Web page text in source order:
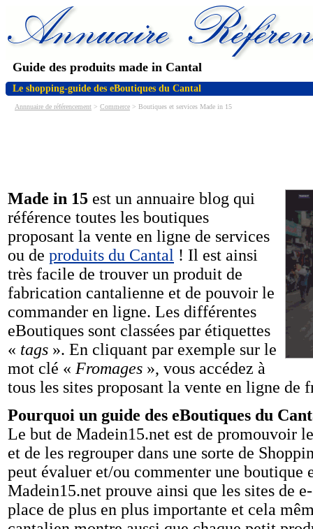
Guide des produits made in Cantal
Le shopping-guide des eBoutiques du Cantal
Annnuaire de référencement > Commerce > Boutiques et services Made in 15
Made in 15 est un annuaire blog qui
référence toutes les boutiques
proposant la vente en ligne de services
ou de produits du Cantal ! Il est ainsi
très facile de trouver un produit de
fabrication cantalienne et de pouvoir le
commander en ligne. Les différentes
eBoutiques sont classées par étiquettes
« tags ». En cliquant par exemple sur le
mot clé « Fromages », vous accédez à
tous les sites proposant la vente en ligne de
Pourquoi un guide des eBoutiques du
Le but de Madein15.net est de promouvoir
et de les regrouper dans une sorte de
peut évaluer et/ou commenter une
Madein15.net prouve ainsi que les sites de
place de plus en plus importante et cela